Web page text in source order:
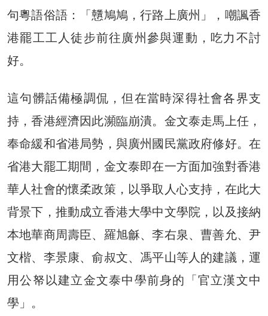
句粵語俗語：「戇鳩鳩，行路上廣州」，嘲諷香
港罷工工人徒步前往廣州參與運動，吃力不討
好。
這句髒話備極調侃，但在當時深得社會各界支
持，香港經濟因此瀕臨崩潰。金文泰走馬上任，
奉命緩和省港局勢，與廣州國民黨政府修好。在
省港大罷工期間，金文泰即在一方面加強對香港
華人社會的懷柔政策，以爭取人心支持，在此大
背景下，推動成立香港大學中文學院，以及接納
本地華商周壽臣、羅旭龢、李右泉、曹善允、尹
文楷、李景康、俞叔文、馮平山等人的建議，運
用公帑以建立金文泰中學前身的「官立漢文中
學」。